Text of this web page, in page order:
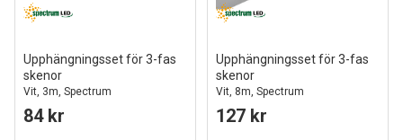
Upphängningsset för 3-fas
skenor
Vit, 3m, Spectrum
84 kr
Upphängningsset för 3-fas
skenor
Vit, 8m, Spectrum
127 kr